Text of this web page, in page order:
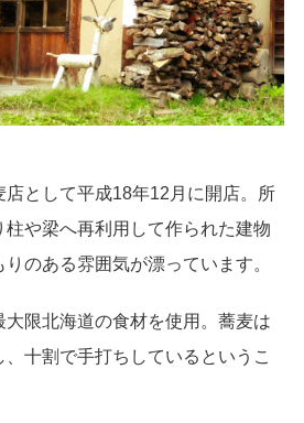
として平成18年12月に開店。所
や梁へ再利用して作られた建物
のある雰囲気が漂っています。
限北海道の食材を使用。蕎麦は
十割で手打ちしているというこ